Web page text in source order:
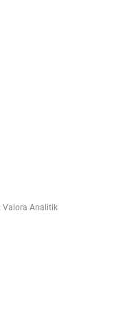
Valora Analitik